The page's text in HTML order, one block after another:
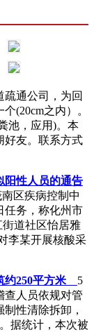
疏通公司，为回
(20cm之内）。
池，应用)。本
好友。联系方式
阳性人员的通告
区疾病控制中
任务，称化州市
道社区怡居雅
李某开展核酸采
约250平方米
5
查人员依规对管
性清除拆卸，
据统计，本次被